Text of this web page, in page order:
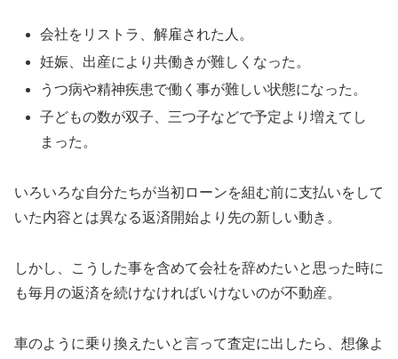
会社をリストラ、解雇された人。
妊娠、出産により共働きが難しくなった。
うつ病や精神疾患で働く事が難しい状態になった。
子どもの数が双子、三つ子などで予定より増えてし
まった。
いろいろな自分たちが当初ローンを組む前に支払いをして
いた内容とは異なる返済開始より先の新しい動き。
しかし、こうした事を含めて会社を辞めたいと思った時に
も毎月の返済を続けなければいけないのが不動産。
車のように乗り換えたいと言って査定に出したら、想像よ